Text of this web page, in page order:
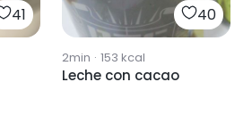
41 40
2min · 153 kcal
Leche con cacao